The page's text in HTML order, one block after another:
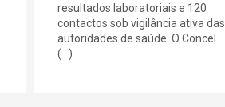
resultados laboratoriais e 120
contactos sob vigilância ativa das
autoridades de saúde. O Concel
(...)